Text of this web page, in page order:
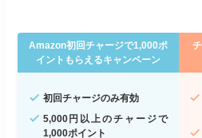
Amazon初回チャージで1,000ポ
イントもらえるキャンペーン
初回チャージのみ有効
5,000円以上のチャージで
1,000ポイント